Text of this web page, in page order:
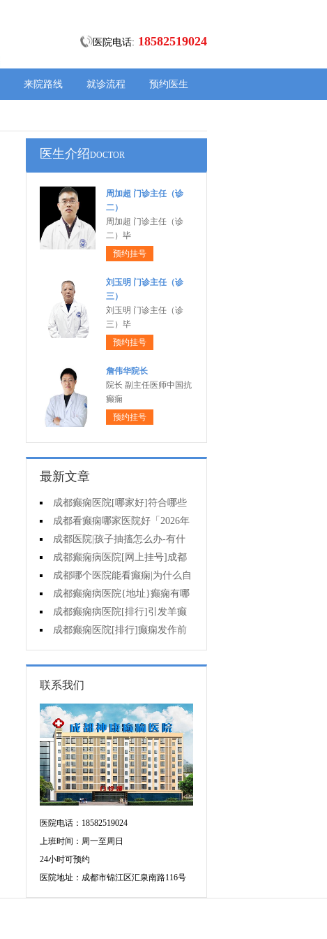
医院电话: 18582519024
来院路线 就诊流程 预约医生
医生介绍DOCTOR
周加超 门诊主任（诊
二）
周加超 门诊主任（诊
二）毕
预约挂号
刘玉明 门诊主任（诊
三）
刘玉明 门诊主任（诊
三）毕
预约挂号
詹伟华院长
院长 副主任医师中国抗
癫痫
预约挂号
最新文章
成都癫痫医院[哪家好]符合哪些
条件可减药、停药?
成都看癫痫哪家医院好「2026年
度公布」孩子高烧不退当心变成癫
痫!
成都医院|孩子抽搐怎么办-有什
么好的方法可以预防癫痫发作?
成都癫痫病医院[网上挂号]成都
哪里有治疗癫痫的中医?
成都哪个医院能看癫痫|为什么自
己会得癫痫病?
成都癫痫病医院{地址}癫痫有哪
些危害?
成都癫痫病医院[排行]引发羊癫
疯的因素有哪些?
成都癫痫医院[排行]癫痫发作前
有感觉吗?
联系我们
医院电话：18582519024
上班时间：周一至周日
24小时可预约
医院地址：成都市锦江区汇泉南路116号